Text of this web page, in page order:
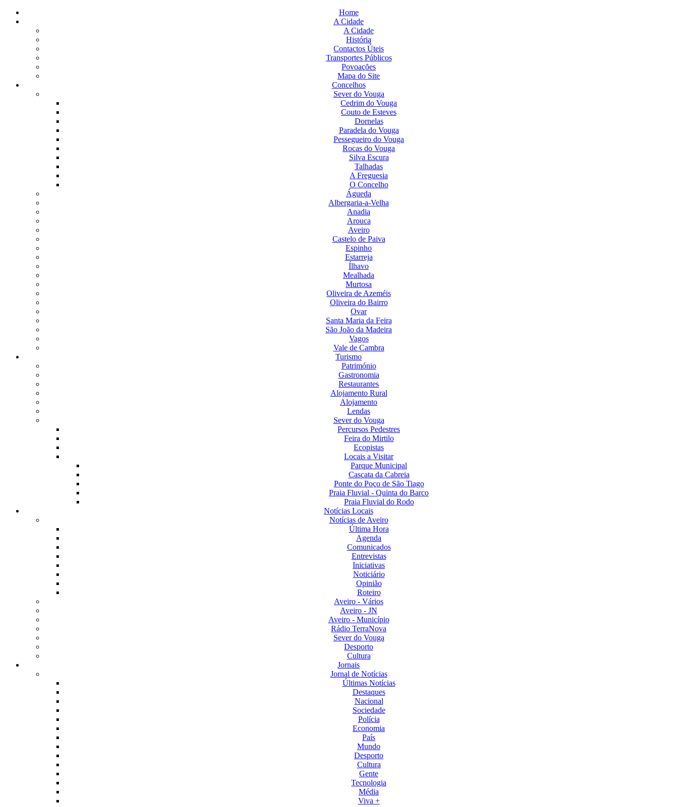
Home
A Cidade
A Cidade
História
Contactos Úteis
Transportes Públicos
Povoações
Mapa do Site
Concelhos
Sever do Vouga
Cedrim do Vouga
Couto de Esteves
Dornelas
Paradela do Vouga
Pessegueiro do Vouga
Rocas do Vouga
Silva Escura
Talhadas
A Freguesia
O Concelho
Águeda
Albergaria-a-Velha
Anadia
Arouca
Aveiro
Castelo de Paiva
Espinho
Estarreja
Ílhavo
Mealhada
Murtosa
Oliveira de Azeméis
Oliveira do Bairro
Ovar
Santa Maria da Feira
São João da Madeira
Vagos
Vale de Cambra
Turismo
Património
Gastronomia
Restaurantes
Alojamento Rural
Alojamento
Lendas
Sever do Vouga
Percursos Pedestres
Feira do Mirtilo
Ecopistas
Locais a Visitar
Parque Municipal
Cascata da Cabreia
Ponte do Poço de São Tiago
Praia Fluvial - Quinta do Barco
Praia Fluvial do Rodo
Notícias Locais
Notícias de Aveiro
Última Hora
Agenda
Comunicados
Entrevistas
Iniciativas
Noticiário
Opinião
Roteiro
Aveiro - Vários
Aveiro - JN
Aveiro - Município
Rádio TerraNova
Sever do Vouga
Desporto
Cultura
Jornais
Jornal de Notícias
Últimas Notícias
Destaques
Nacional
Sociedade
Polícia
Economia
País
Mundo
Desporto
Cultura
Gente
Tecnologia
Média
Viva +